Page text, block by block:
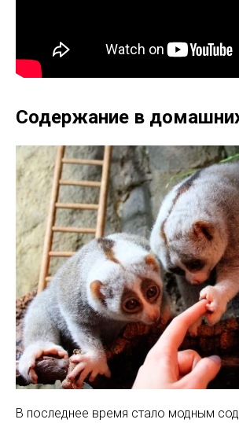
Содержание в
В последнее время стало модным